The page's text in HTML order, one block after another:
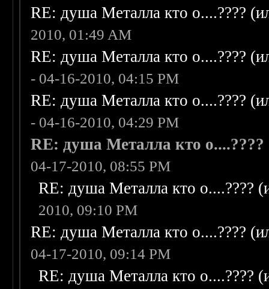
RE: душа Металла кто о....????
2010, 01:49 AM
RE: душа Металла кто о....????
- 04-16-2010, 04:15 PM
RE: душа Металла кто о....????
- 04-16-2010, 04:29 PM
RE: душа Металла кто
04-17-2010, 08:55 PM
RE: душа Металла кто о....????
2010, 09:10 PM
RE: душа Металла кто о....????
04-17-2010, 09:14 PM
RE: душа Металла кто о....????